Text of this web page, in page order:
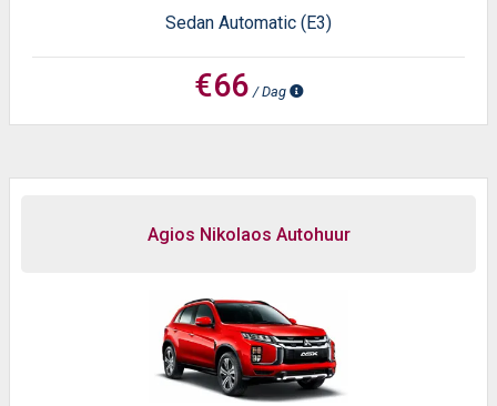
Sedan Automatic (E3)
€66 / Dag
Agios Nikolaos Autohuur